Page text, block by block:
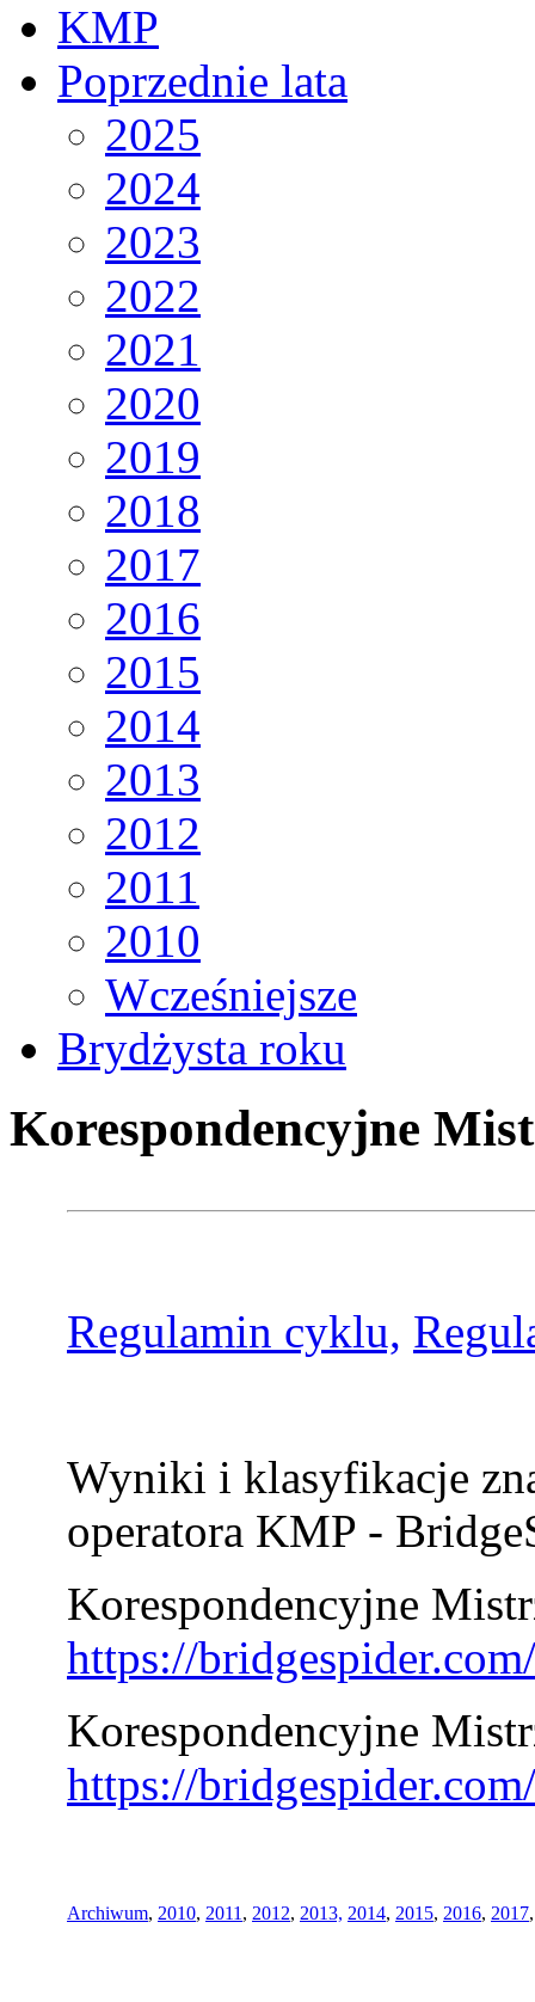
KMP
Poprzednie lata
2025
2024
2023
2022
2021
2020
2019
2018
2017
2016
2015
2014
2013
2012
2011
2010
Wcześniejsze
Brydżysta roku
Korespondencyjne
Regulamin cyklu,
Wyniki i klasyfikacje
operatora KMP -
Korespondencyjne
https://
Korespondencyjne
https://
Archiwum, 2010, 2011 , 2012, 2013, 2014, 2015, 2016, 2017